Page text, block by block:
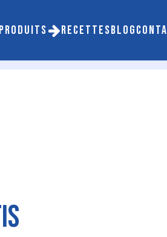
PRODUITS RECETTESBLOG